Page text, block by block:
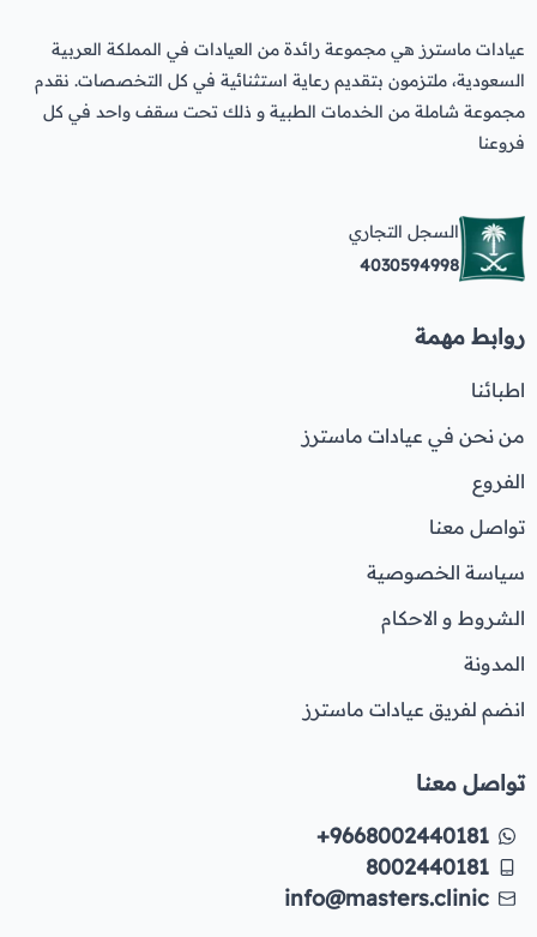
عيادات ماسترز هي مجموعة رائدة من العيادات في المملكة العربية
السعودية، ملتزمون بتقديم رعاية استثنائية في كل التخصصات. نقدم
مجموعة شاملة من الخدمات الطبية و ذلك تحت سقف واحد في كل
فروعنا
السجل التجاري
4030594998
روابط مهمة
اطبائنا
من نحن في عيادات ماسترز
الفروع
تواصل معنا
سياسة الخصوصية
الشروط و الاحكام
المدونة
انضم لفريق عيادات ماسترز
تواصل معنا
+9668002440181
8002440181
info@masters.clinic